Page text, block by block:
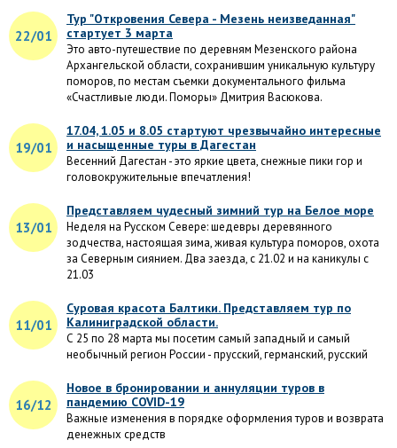
22/01
Тур "Откровения Севера - Мезень неизведанная"
стартует 3 марта
Это авто-путешествие по деревням Мезенского района
Архангельской области, сохранившим уникальную культуру
поморов, по местам съемки документального фильма
«Счастливые люди. Поморы» Дмитрия Васюкова.
19/01
17.04, 1.05 и 8.05 стартуют чрезвычайно интересные
и насыщенные туры в Дагестан
Весенний Дагестан - это яркие цвета, снежные пики гор и
головокружительные впечатления!
13/01
Представляем чудесный зимний тур на Белое море
Неделя на Русском Севере: шедевры деревянного
зодчества, настоящая зима, живая культура поморов, охота
за Северным сиянием. Два заезда, с 21.02 и на каникулы с
21.03
11/01
Суровая красота Балтики. Представляем тур по
Калиниградской области.
С 25 по 28 марта мы посетим самый западный и самый
необычный регион России - прусский, германский, русский
16/12
Новое в бронировании и аннуляции туров в
пандемию COVID-19
Важные изменения в порядке оформления туров и возврата
денежных средств